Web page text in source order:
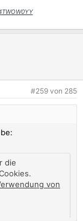
#259 von 285
die
von